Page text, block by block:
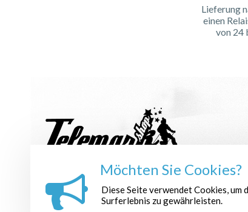
Lieferung
einen
von 24
NEWSLETTER ANMELDEN :Möchten Sie Cookies?
Diese Seite verwendet Cookies, um
Surferlebnis zu gewährleisten.